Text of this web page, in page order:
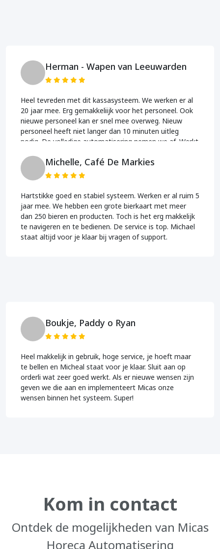
Herman - Wapen van Leeuwarden
Heel tevreden met dit kassasysteem. We werken er al
20 jaar mee. Erg gemakkeliijk voor het personeel. Ook
nieuwe personeel kan er snel mee overweg. Nieuw
personeel heeft niet langer dan 10 minuten uitleg
nodig. De volledige automatisering nemen we af. Werkt
Michelle, Café De Markies
Hartstikke goed en stabiel systeem. Werken er al ruim 5
jaar mee. We hebben een grote bierkaart met meer
dan 250 bieren en producten. Toch is het erg makkelijk
te navigeren en te bedienen. De service is top. Michael
staat altijd voor je klaar bij vragen of support.
Boukje, Paddy o Ryan
Heel makkelijk in gebruik, hoge service, je hoeft maar
te bellen en Micheal staat voor je klaar. Sluit aan op
orderli wat zeer goed werkt. Als er nieuwe wensen zijn
geven we die aan en implementeert Micas onze
wensen binnen het systeem. Super!
Kom in contact
Ontdek de mogelijkheden van Micas
Horeca Automatisering